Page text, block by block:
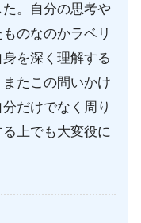
。自分の思考や
のなのかラベリ
を深く理解する
たこの問いかけ
だけでなく周り
上でも大変役に